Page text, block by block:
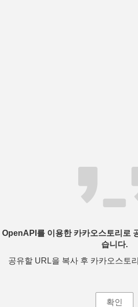
OpenAPI를 이용한 카카오스토리로
습니다.
공유할 URL을 복사 후 카카오스토
확인